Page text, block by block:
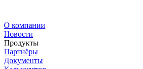
О компании
Новости
Продукты
Партнёры
Документы